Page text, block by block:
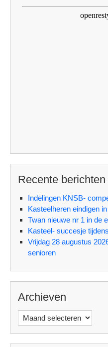
Recente berichten
Indelingen KNSB-
Kasteelheren eindigen
Twan nieuwe nr 1 in de
Kasteel- succesje
Vrijdag 28 augustus
senioren
Archieven
Archieven